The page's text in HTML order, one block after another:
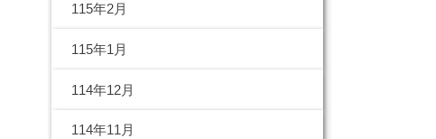
115年2月
115年1月
114年12月
114年11月